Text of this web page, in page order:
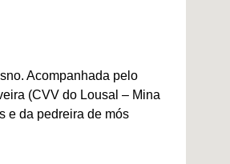
Acompanhada pelo
(CVV do Lousal – Mina
e da pedreira de mós